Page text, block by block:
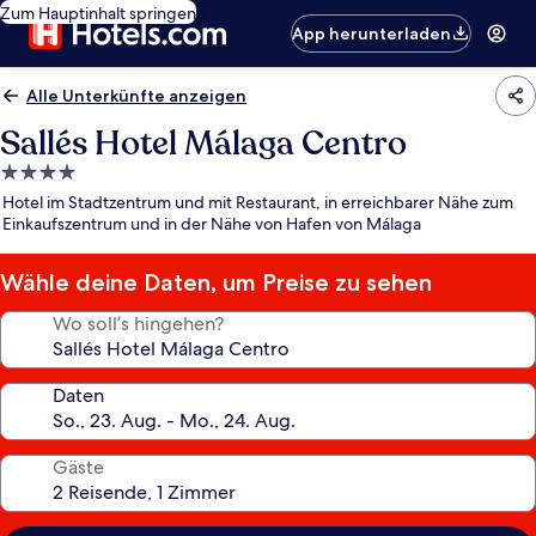
Zum Hauptinhalt springen
App herunterladen
Alle Unterkünfte anzeigen
Sallés Hotel Málaga Centro
4.0-
Sterne-
Unterkunft
Hotel im Stadtzentrum und mit Restaurant, in erreichbarer Nähe zum
Einkaufszentrum und in der Nähe von Hafen von Málaga
Wähle deine Daten, um Preise zu sehen
Wo soll’s hingehen?
Daten
Gäste